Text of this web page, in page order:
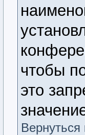
чтобы
это
Вернуться